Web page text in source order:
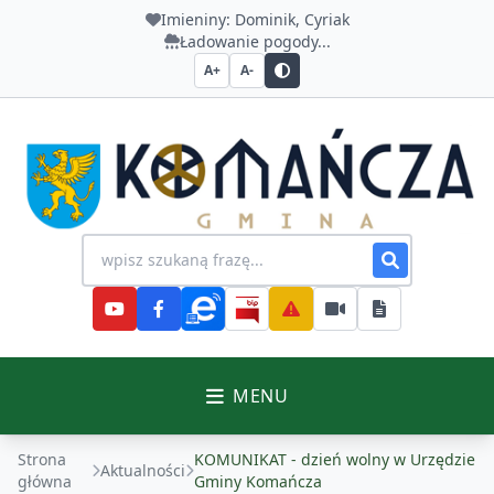
Imieniny: Dominik, Cyriak
Ładowanie pogody...
A+ A-
Urząd Gminy Komańcza
Wyszukiwanie na stronie
MENU
Strona
główna
Aktualności
KOMUNIKAT - dzień wolny w Urzędzie
Gminy Komańcza